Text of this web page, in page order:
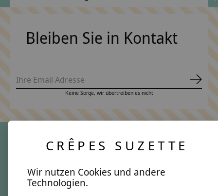
Bleiben Sie in Kontakt
Keine Sorge, wir übertreiben es nicht
Über uns
Unsere Creppies
CRÊPES SUZETTE
Wir nutzen Cookies und andere
Technologien.